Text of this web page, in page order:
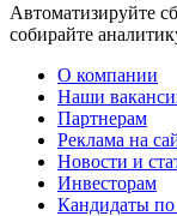
Автоматизируйте
собирайте
О компании
Наши
Партнерам
Реклама на
Новости и
Инвесторам
Кандидаты